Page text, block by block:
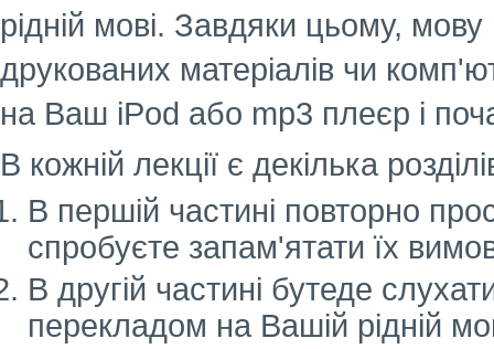
рідній мові. Завдяки цьому,
друкованих матеріалів чи
на Ваш iPod або mp3 плеєр і
В кожній лекції є декілька
В першій частині повторно
спробуєте запам'ятати їх
В другій частині бутеде
перекладом на Вашій рідній